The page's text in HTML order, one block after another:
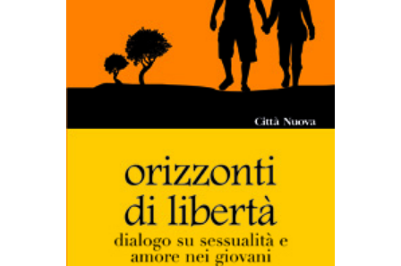
AGGIUNGI AL CARRELLO